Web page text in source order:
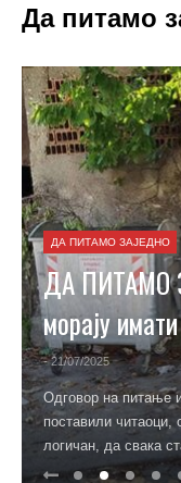
Да питамо
ДА ПИТАМО ЗАЈЕДНО
ДА ПИТАМО
морају
- 21/07/2025
Одговор на питање
поставили
логичан, да свака